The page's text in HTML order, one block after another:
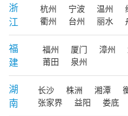
浙
江
杭州 宁波 温州
衢州
台州 丽水
福
建
福州 厦门 漳州
莆田
泉州
湖
南
长沙 株洲 湘潭
张家界
益阳 娄底